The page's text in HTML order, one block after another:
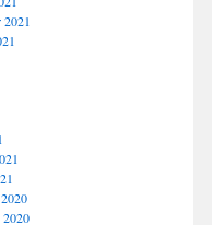
2021
2020